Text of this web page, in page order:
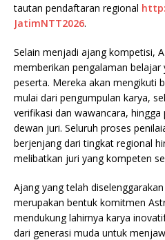
tautan pendaftaran regional
JatimNTT2026.
Selain menjadi ajang kompetisi,
memberikan pengalaman
peserta. Mereka akan mengikuti
mulai dari pengumpulan karya,
verifikasi dan wawancara,
dewan juri. Seluruh proses
berjenjang dari tingkat regional
melibatkan juri yang kompeten
Ajang yang telah
merupakan bentuk komitmen
mendukung lahirnya karya
dari generasi muda untuk